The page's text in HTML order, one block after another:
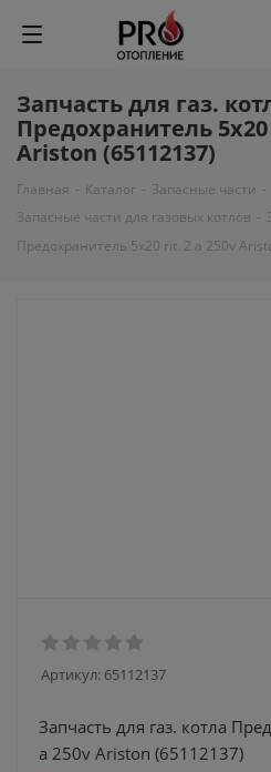
Запчасть для газ.
Предохранитель
Ariston (65112137)
Главная - Каталог - Запасные части -
Запасные части для газовых котлов -
Предохранитель 5x20 rit. 2 a 250v
Артикул: 65112137
Запчасть для газ. котла
a 250v Ariston (65112137)